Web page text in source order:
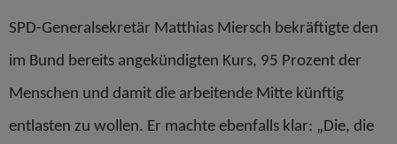
SPD-Generalsekretär Matthias Miersch bekräftigte den
im Bund bereits angekündigten Kurs, 95 Prozent der
Menschen und damit die arbeitende Mitte künftig
entlasten zu wollen. Er machte ebenfalls klar: „Die, die